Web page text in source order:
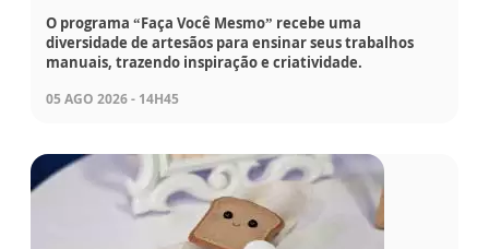
O programa “Faça Você Mesmo” recebe uma
diversidade de artesãos para ensinar seus trabalhos
manuais, trazendo inspiração e criatividade.
05 AGO 2026 - 14H45